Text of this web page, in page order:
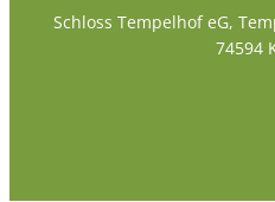
Schloss Tempelhof eG,
74594